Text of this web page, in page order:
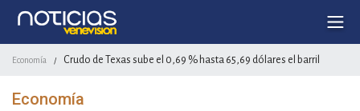
Economía / Crudo de Texas sube el 0,69 % hasta 65,69 dólares el barril
Economía